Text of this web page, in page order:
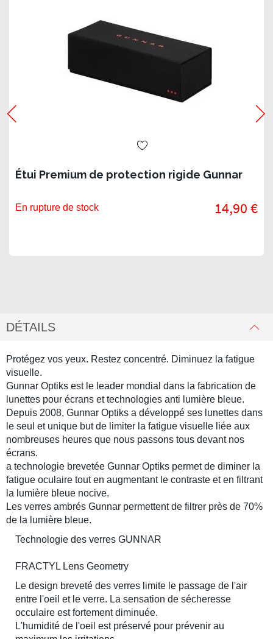
Étui Premium de protection rigide Gunnar
En rupture de stock 14,90 €
DÉTAILS
Protégez vos yeux. Restez concentré. Diminuez la fatigue
visuelle.
Gunnar Optiks est le leader mondial dans la fabrication de
lunettes pour écrans et technologies anti lumière bleue.
Depuis 2008, Gunnar Optiks a développé ses lunettes dans
le seul et unique but de limiter la fatigue visuelle liée aux
nombreuses heures que nous passons tous devant nos
écrans.
a technologie brevetée Gunnar Optiks permet de diminer la
fatigue oculaire tout en augmentant le contraste et en filtrant
la lumière bleue nocive.
Les verres ambrés Gunnar permettent de filtrer près de 70%
de la lumière bleue.
Technologie des verres GUNNAR
FRACTYL Lens Geometry
Le design breveté des verres limite le passage de l'air
entre l'oeil et le verre. La sensation de sécheresse
occulaire est fortement diminuée.
L'humidité de l'oeil est préservé pour prévenir au